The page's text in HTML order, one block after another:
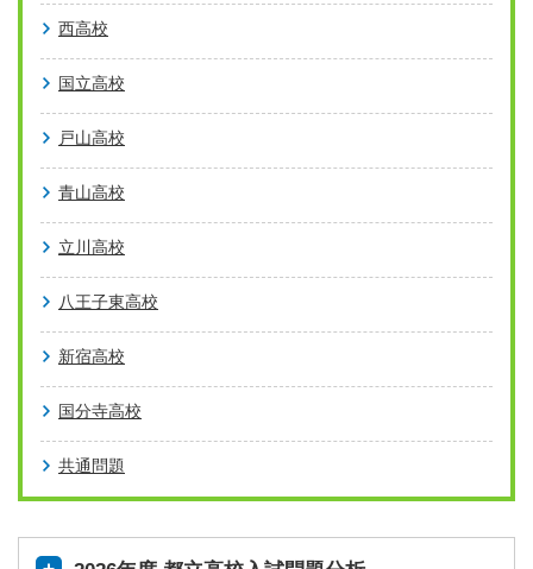
西高校
国立高校
戸山高校
青山高校
立川高校
八王子東高校
新宿高校
国分寺高校
共通問題